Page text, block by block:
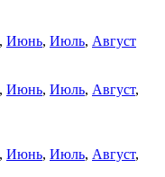
, Июнь, Июль, Август
, Июнь, Июль, Август,
, Июнь, Июль, Август,